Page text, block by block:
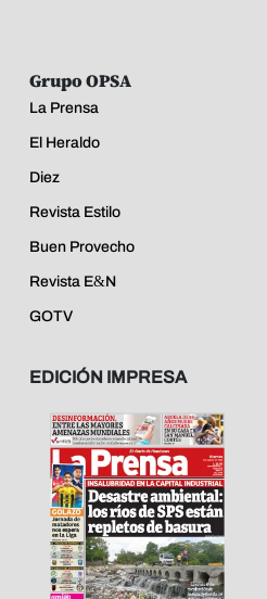
Grupo OPSA
La Prensa
El Heraldo
Diez
Revista Estilo
Buen Provecho
Revista E&N
GOTV
EDICIÓN IMPRESA